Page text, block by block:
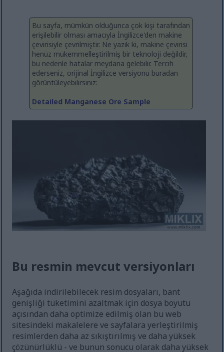
Bu sayfa, mümkün olduğunca çok kişi tarafından
erişilebilir olması amacıyla İngilizce'den makine
çevirisiyle çevrilmiştir. Ne yazık ki, makine çevirisi
henüz mükemmelleştirilmiş bir teknoloji değildir,
bu nedenle hatalar meydana gelebilir. Tercih
ederseniz, orijinal İngilizce versiyonu buradan
görüntüleyebilirsiniz:
Detailed Manganese Ore Sample
Bu resmin mevcut versiyonları
Aşağıda indirilebilecek resim dosyaları, bant
genişliği tüketimini azaltmak için dosya boyutu
açısından daha optimize edilmiş olan bu web
sitesindeki makalelere ve sayfalara yerleştirilmiş
resimlerden daha az sıkıştırılmış ve daha yüksek
çözünürlüklü - ve bunun sonucu olarak daha yüksek